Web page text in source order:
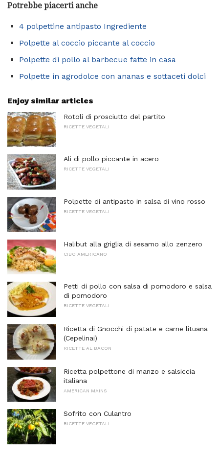
Potrebbe piacerti anche
4 polpettine antipasto Ingrediente
Polpette al coccio piccante al coccio
Polpette di pollo al barbecue fatte in casa
Polpette in agrodolce con ananas e sottaceti dolci
Enjoy similar articles
Rotoli di prosciutto del partito
RICETTE VEGETALI
Ali di pollo piccante in acero
RICETTE VEGETALI
Polpette di antipasto in salsa di vino rosso
RICETTE VEGETALI
Halibut alla griglia di sesamo allo zenzero
CIBO AMERICANO
Petti di pollo con salsa di pomodoro e salsa
di pomodoro
RICETTE VEGETALI
Ricetta di Gnocchi di patate e carne lituana
(Cepelinai)
RICETTE AL BACON
Ricetta polpettone di manzo e salsiccia
italiana
AMERICAN MAINS
Sofrito con Culantro
RICETTE VEGETALI